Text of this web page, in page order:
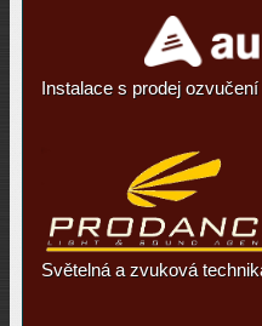
Instalace s prodej ozvučení
Světelná a zvuková